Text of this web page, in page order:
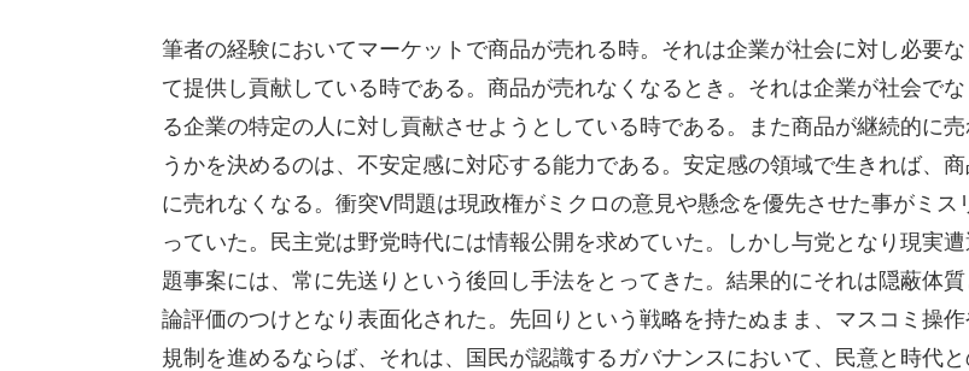
筆者の経験においてマーケットで商品が売れる時。それは企業が社会に対し必要な
て提供し貢献している時である。商品が売れなくなるとき。それは企業が社会で
る企業の特定の人に対し貢献させようとしている時である。また商品が継続的に
うかを決めるのは、不安定感に対応する能力である。安定感の領域で生きれば、
に売れなくなる。衝突V問題は現政権がミクロの意見や懸念を優先させた事がミス
っていた。民主党は野党時代には情報公開を求めていた。しかし与党となり現実
題事案には、常に先送りという後回し手法をとってきた。結果的にそれは隠蔽体
論評価のつけとなり表面化された。先回りという戦略を持たぬまま、マスコミ操作
規制を進めるならば、それは、国民が認識するガバナンスにおいて、民意と時代